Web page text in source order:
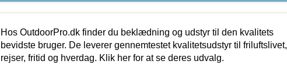
Hos OutdoorPro.dk finder du beklædning og udstyr til den kvalitets
bevidste bruger. De leverer gennemtestet kvalitetsudstyr til friluftslivet,
rejser, fritid og hverdag. Klik her for at se deres udvalg.